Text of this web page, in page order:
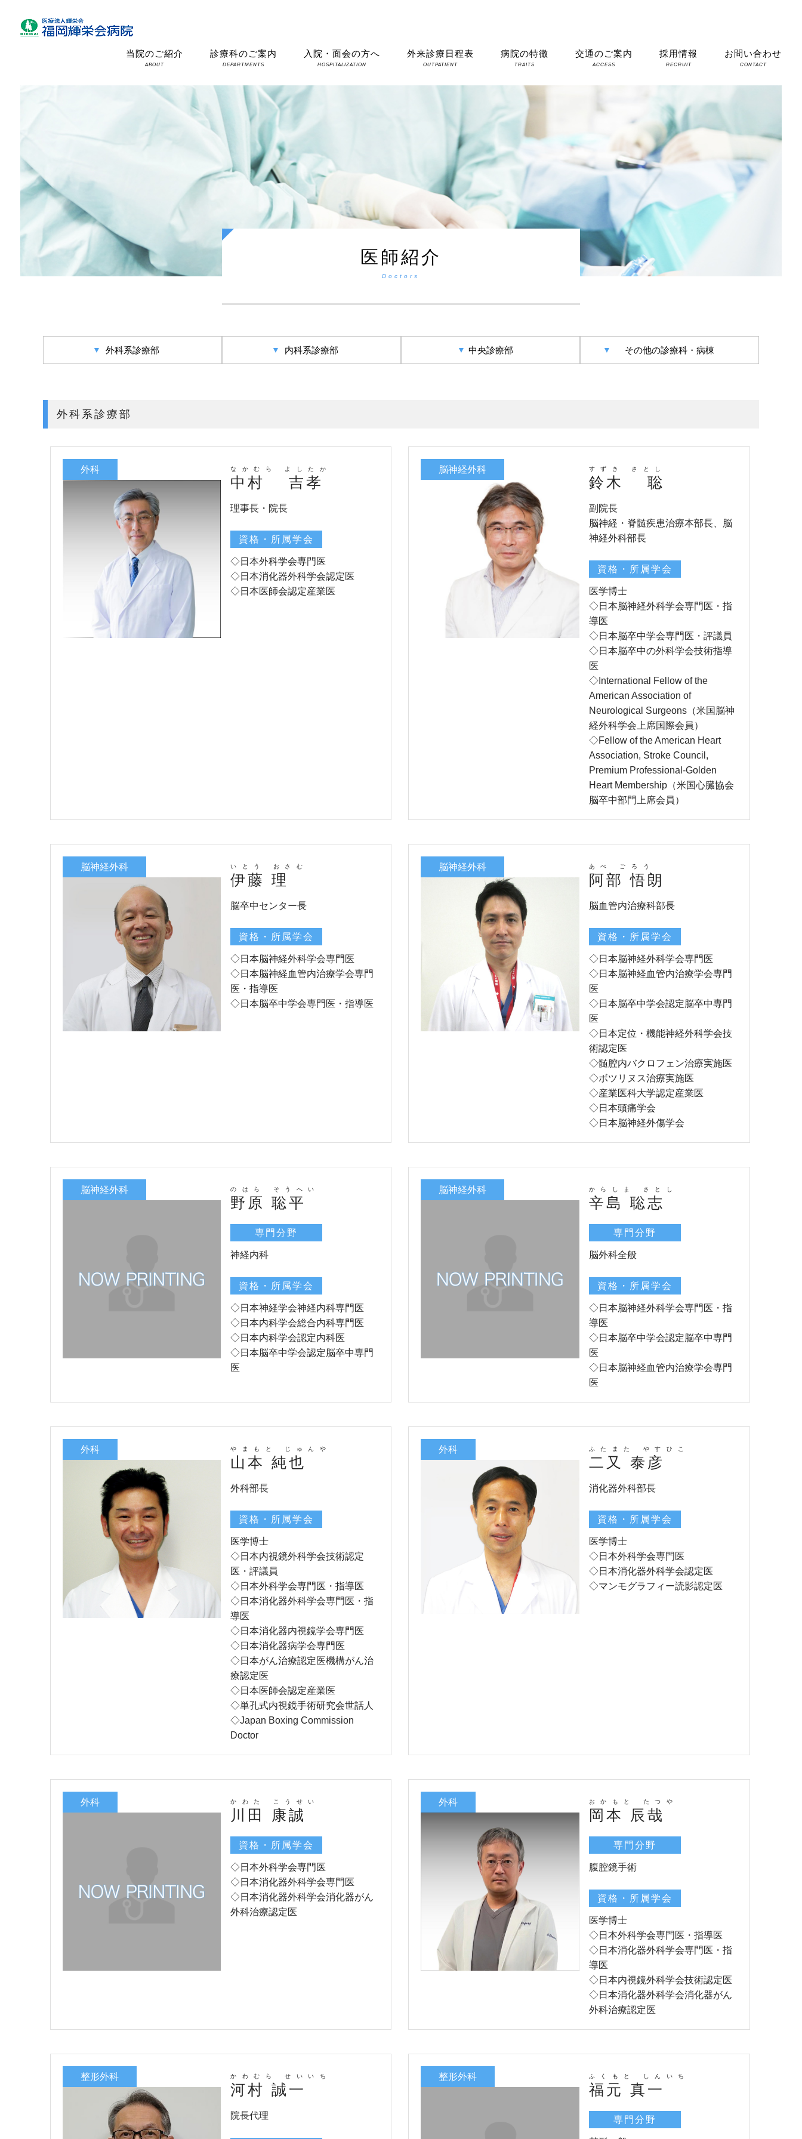
お問い合わせ
CONTACT
採用情報
RECRUIT
交通のご案内
ACCESS
病院の特徴
TRAITS
外来診療日程表
OUTPATIENT
入院・面会の方へ
HOSPITALIZATION
診療科のご案内
DEPARTMENTS
当院のご紹介
ABOUT
医師紹介
Doctors
外科系診療部 内科系診療部 中央診療部 その他の診療科・病棟
外科系診療部
外科 なかむら よしたか
中村 吉孝
理事長・院長
資格・所属学会
◇日本外科学会専門医
◇日本消化器外科学会認定医
◇日本医師会認定産業医
脳神経外科 すずき さとし
鈴木 聡
副院長
脳神経・脊髄疾患治療本部長、脳
神経外科部長
資格・所属学会
医学博士
◇日本脳神経外科学会専門医・指
導医
◇日本脳卒中学会専門医・評議員
◇日本脳卒中の外科学会技術指導
医
◇International Fellow of the
American Association of
Neurological Surgeons（米国脳神
経外科学会上席国際会員）
◇Fellow of the American Heart
Association, Stroke Council,
Premium Professional-Golden
Heart Membership（米国心臓協会
脳卒中部門上席会員）
脳神経外科 いとう おさむ
伊藤 理
脳卒中センター長
資格・所属学会
◇日本脳神経外科学会専門医
◇日本脳神経血管内治療学会専門
医・指導医
◇日本脳卒中学会専門医・指導医
脳神経外科 あべ ごろう
阿部 悟朗
脳血管内治療科部長
資格・所属学会
◇日本脳神経外科学会専門医
◇日本脳神経血管内治療学会専門
医
◇日本脳卒中学会認定脳卒中専門
医
◇日本定位・機能神経外科学会技
術認定医
◇髄腔内バクロフェン治療実施医
◇ボツリヌス治療実施医
◇産業医科大学認定産業医
◇日本頭痛学会
◇日本脳神経外傷学会
脳神経外科 のはら そうへい
野原 聡平
専門分野
神経内科
資格・所属学会
◇日本神経学会神経内科専門医
◇日本内科学会総合内科専門医
◇日本内科学会認定内科医
◇日本脳卒中学会認定脳卒中専門
医
脳神経外科 からしま さとし
辛島 聡志
専門分野
脳外科全般
資格・所属学会
◇日本脳神経外科学会専門医・指
導医
◇日本脳卒中学会認定脳卒中専門
医
◇日本脳神経血管内治療学会専門
医
外科 やまもと じゅんや
山本 純也
外科部長
資格・所属学会
医学博士
◇日本内視鏡外科学会技術認定
医・評議員
◇日本外科学会専門医・指導医
◇日本消化器外科学会専門医・指
導医
◇日本消化器内視鏡学会専門医
◇日本消化器病学会専門医
◇日本がん治療認定医機構がん治
療認定医
◇日本医師会認定産業医
◇単孔式内視鏡手術研究会世話人
◇Japan Boxing Commission
Doctor
外科 ふたまた やすひこ
二又 泰彦
消化器外科部長
資格・所属学会
医学博士
◇日本外科学会専門医
◇日本消化器外科学会認定医
◇マンモグラフィー読影認定医
外科 かわた こうせい
川田 康誠
資格・所属学会
◇日本外科学会専門医
◇日本消化器外科学会専門医
◇日本消化器外科学会消化器がん
外科治療認定医
外科 おかもと たつや
岡本 辰哉
専門分野
腹腔鏡手術
資格・所属学会
医学博士
◇日本外科学会専門医・指導医
◇日本消化器外科学会専門医・指
導医
◇日本内視鏡外科学会技術認定医
◇日本消化器外科学会消化器がん
外科治療認定医
整形外科 かわむら せいいち
河村 誠一
院長代理
整形外科 ふくもと しんいち
福元 真一
専門分野